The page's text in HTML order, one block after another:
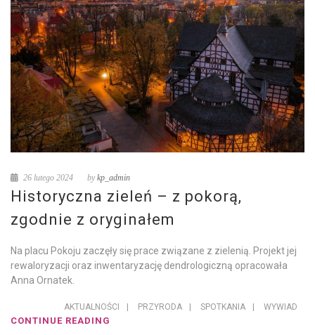
26 lutego 2024 bykp_admin
Historyczna zieleń – z pokorą,
zgodnie z oryginałem
Na placu Pokoju zaczęły się prace związane z zielenią. Projekt jej
rewaloryzacji oraz inwentaryzację dendrologiczną opracowała
Anna Ornatek.
AKTUALNOŚCI PRZYRODA SPOTKANIA WYWIAD
CONTINUE READING